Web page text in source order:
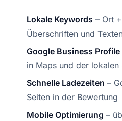
Lokale Keywords – Ort
Überschriften und
Google Business Profile
in Maps und der lokalen
Schnelle Ladezeiten –
Seiten in der Bewertung
Mobile Optimierung –